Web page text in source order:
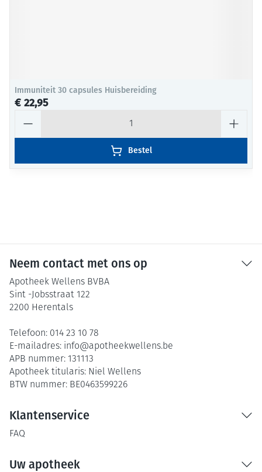
Immuniteit 30 capsules Huisbereiding
€ 22,95
Bestel
Neem contact met ons op
Apotheek Wellens BVBA
Sint -Jobsstraat 122
2200 Herentals
Telefoon: 014 23 10 78
E-mailadres: info@apotheekwellens.be
APB nummer: 131113
Apotheek titularis: Niel Wellens
BTW nummer: BE0463599226
Klantenservice
FAQ
Uw apotheek